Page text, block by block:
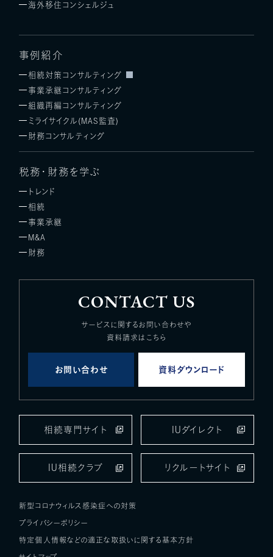
海外移住コンシェルジュ
事例紹介
相続対策コンサルティング
事業承継コンサルティング
組織再編コンサルティング
ミライサイクル(MAS監査)
財務コンサルティング
税務・財務を学ぶ
トレンド
相続
事業承継
M&A
財務
CONTACT US
サービスに関するお問い合わせや
資料請求はこちら
お問い合わせ 資料ダウンロード
相続専門サイト IUダイレクト
IU相続クラブ リクルートサイト
新型コロナウィルス感染症への対策
プライバシーポリシー
特定個人情報などの適正な取扱いに関する基本方針